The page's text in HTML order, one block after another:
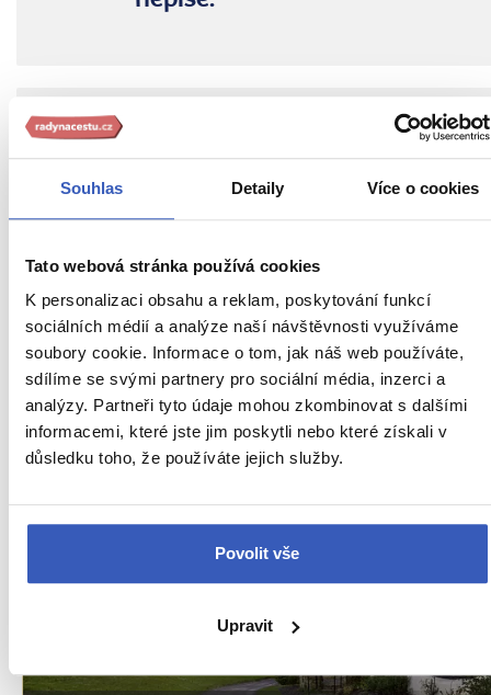
Souhlas Detaily Více o cookies
Tato webová stránka používá cookies
K personalizaci obsahu a reklam, poskytování funkcí
sociálních médií a analýze naší návštěvnosti využíváme
soubory cookie. Informace o tom, jak náš web používáte,
sdílíme se svými partnery pro sociální média, inzerci a
analýzy. Partneři tyto údaje mohou zkombinovat s dalšími
informacemi, které jste jim poskytli nebo které získali v
důsledku toho, že používáte jejich služby.
Povolit vše
Upravit
Dotkněte se Londýna
Vyberte si jeden z našich 45 zájezdů do
Londýna
Zájezdy do Londýna
Nejbližší volný zájezdjiž 27. srpna
PŘEČTĚTE SI TAKÉ